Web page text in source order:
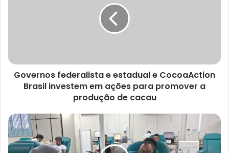
em
ações
produção
de
cacau
Governos federalista e estadual e CocoaAction
Brasil investem em ações para promover a
produção de cacau
Hemoba
celebra
Dia
Vernáculo